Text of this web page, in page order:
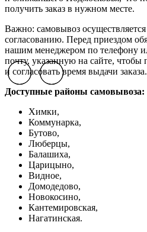
получить заказ в нужном месте.
Важно: самовывоз
согласованию. Перед приездом
нашим менеджером по телефону
почту, указанную на сайте, чтобы
и согласовать время выдачи заказа.
Доступные районы самовывоза:
Химки,
Коммунарка,
Бутово,
Люберцы,
Балашиха,
Царицыно,
Видное,
Домодедово,
Новокосино,
Кантемировская,
Нагатинская.
Previous slideNext slide
Previous slideNext slide
Previous slideNext slide